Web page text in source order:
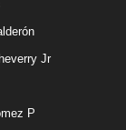
Jr
P